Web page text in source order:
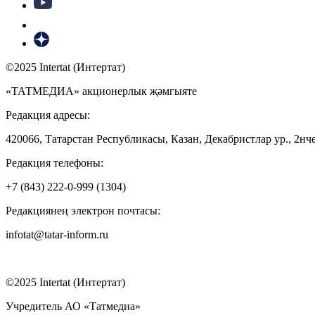
©2025 Intertat (Интертат)
«ТАТМЕДИА» акционерлык җәмгыяте
Редакция адресы:
420066, Татарстан Республикасы, Казан, Декабристлар ур.,
Редакция телефоны:
+7 (843) 222-0-999 (1304)
Редакциянең электрон почтасы:
infotat@tatar-inform.ru
©2025 Intertat (Интертат)
Учредитель АО «Татмедиа»